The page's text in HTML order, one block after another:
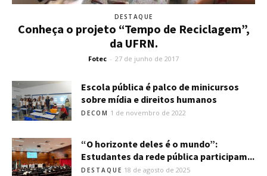
DESTAQUE
Conheça o projeto “Tempo de Reciclagem”,
da UFRN.
Fotec - 27 de junho de 2017
Escola pública é palco de minicursos
sobre mídia e direitos humanos
DECOM 1 de novembro de 2022
“O horizonte deles é o mundo”:
Estudantes da rede pública participam...
DESTAQUE 18 de agosto de 2025